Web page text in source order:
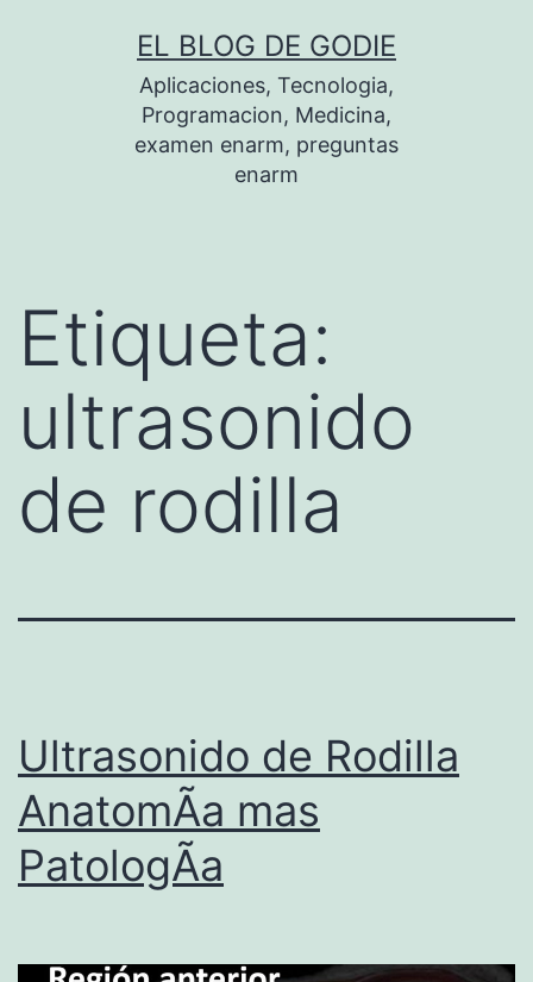
EL BLOG DE GODIE
Aplicaciones, Tecnologia,
Programacion, Medicina,
examen enarm, preguntas
enarm
Etiqueta:
ultrasonido
de rodilla
Ultrasonido de Rodilla
AnatomÃ­a mas
PatologÃ­a